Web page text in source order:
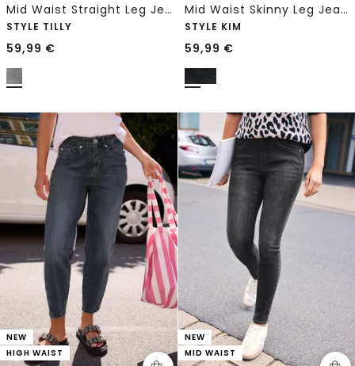
Mid Waist Straight Leg Jeans im Slim Fit
STYLE TILLY
59,99 €
Mid Waist Skinny Leg Jeans im Skinny Fit
STYLE KIM
59,99 €
NEW
HIGH WAIST
NEW
MID WAIST